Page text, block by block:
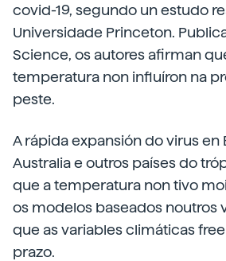
covid-19, segundo un estudo
Universidade Princeton.
Science, os autores afirman
temperatura non influíron na
peste.
A rápida expansión do virus en
Australia e outros países do
que a temperatura non tivo
os modelos baseados noutros
que as variables climáticas
prazo.